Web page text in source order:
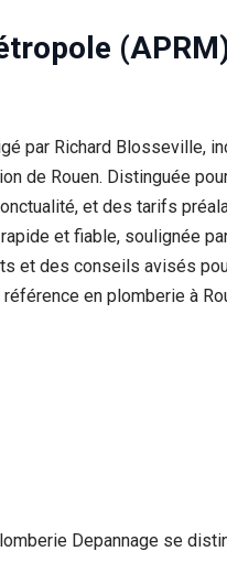
par Richard Blosseville,
de Rouen. Distinguée
et des tarifs
et fiable, soulignée
et des conseils avisés
en plomberie à
Depannage se